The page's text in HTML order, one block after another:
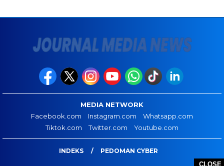
CLOSE
MEDIA NETWORK
Facebook.com
Instagram.com
Whatsapp.com
Tiktok.com
Twitter.com Youtube.com
INDEKS PEDOMAN CYBER